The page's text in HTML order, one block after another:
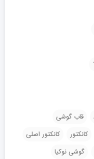
قاب گوشی
کانکتور
کانکتور اصلی
گوشی نوکیا